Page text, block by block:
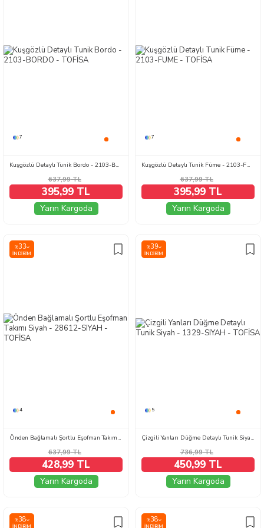
7
Kuşgözlü Detaylı Tunik Bordo - 2103-BORDO
637,99TL
395,99 TL
Yarın Kargoda
7
Kuşgözlü Detaylı Tunik Füme - 2103-FUME
637,99TL
395,99 TL
Yarın Kargoda
%33
İNDIRIM
4
Önden Bağlamalı Şortlu Eşofman Takımı Siyah - 28612-SIYAH
637,99TL
428,99 TL
Yarın Kargoda
%39
İNDIRIM
5
Çizgili Yanları Düğme Detaylı Tunik Siyah - 1329-SIYAH
736,99TL
450,99 TL
Yarın Kargoda
%38
İNDIRIM
%38
İNDIRIM